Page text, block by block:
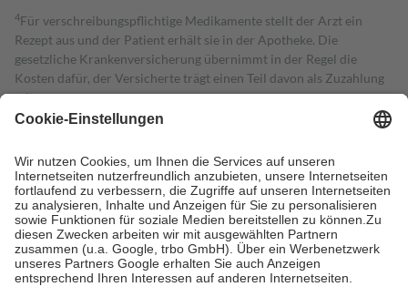
4Für verschreibungspflichtige Medikamente stellt der Arzt ein
Rezept aus und der Patient erhält sie in der Apotheke. Die
gesetzliche Krankenversicherung übernimmt in der Regel die
Kosten dafür, der Versicherte trägt einen Teil davon als Zuzahlung
mit.
Grundsätzlich leisten Mitglieder Zuzahlungen in Höhe von zehn
höchstens zehn Euro.
Es sind jedoch nie mehr als die tatsächlichen
Kosten der Leistung zu entrichten.
Diese Regeln gelten grundsätzlich auch für Online-Apotheken.
Bei Heilmitteln und häuslicher Krankenpflege beträgt die
Zuzahlung zehn Prozent der Kosten sowie zehn Euro je
Verordnung.
Um das Engagement der Versicherten für ihre eigene Gesundheit zu
stärken und die besondere Stellung der Familie zu unterstützen,